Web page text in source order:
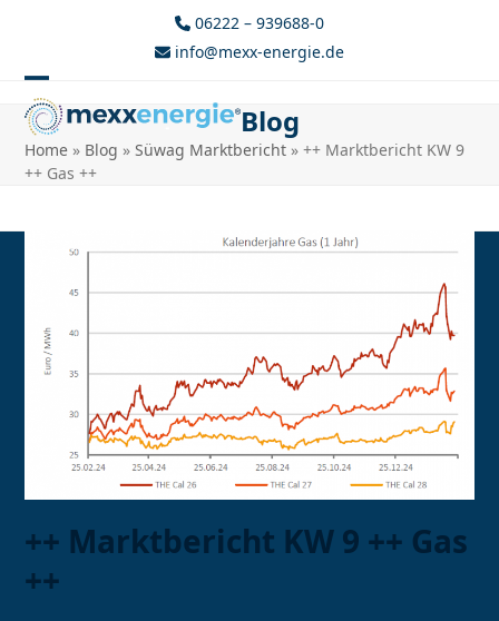
06222 – 939688-0
info@mexx-energie.de
Open
mobile
menu
Close
mobile
menu
Blog
Home » Blog »Süwag Marktbericht »++ Marktbericht KW 9
++ Gas ++
++ Marktbericht KW 9 ++ Gas
++